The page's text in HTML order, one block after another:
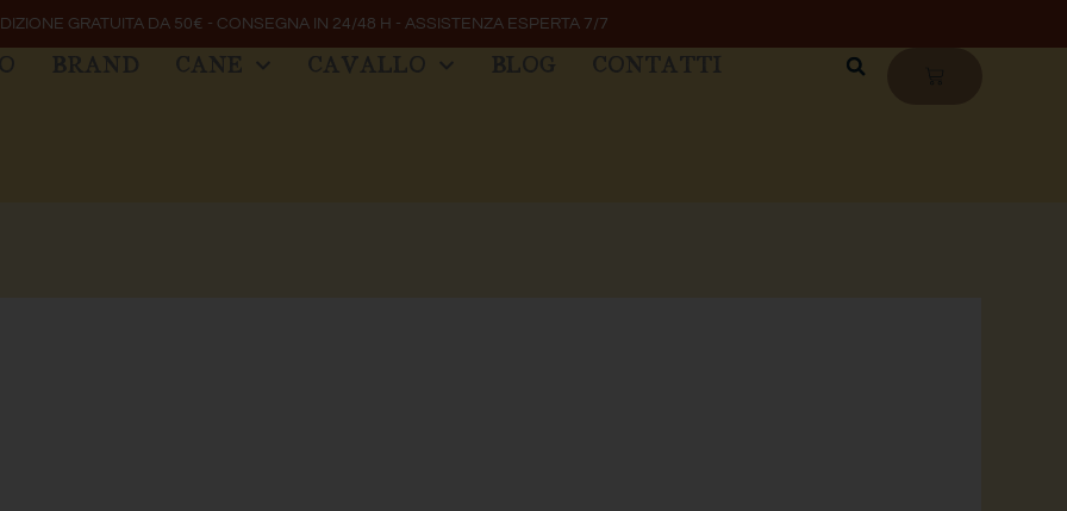
GRATUITA DA 50€ - CONSEGNA IN 24/48 H - ASSISTENZA ESPERTA 7/7
BRAND CANE CAVALLO BLOG CONTATTI